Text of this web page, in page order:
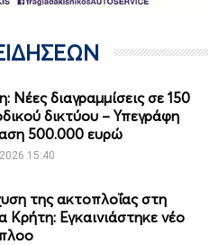
Νέες διαγραμμίσεις σε 150
δικτύου – Υπεγράφη
500.000 ευρώ
15:40
της ακτοπλοΐας στη
Κρήτη: Εγκαινιάστηκε νέο